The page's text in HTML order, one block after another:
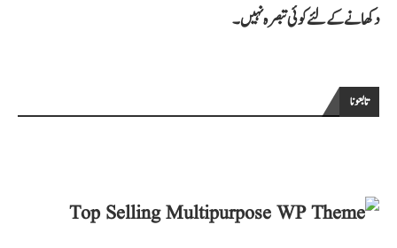
دکھانے کے لئے کوئی تبصرہ نہیں۔
تابعونا